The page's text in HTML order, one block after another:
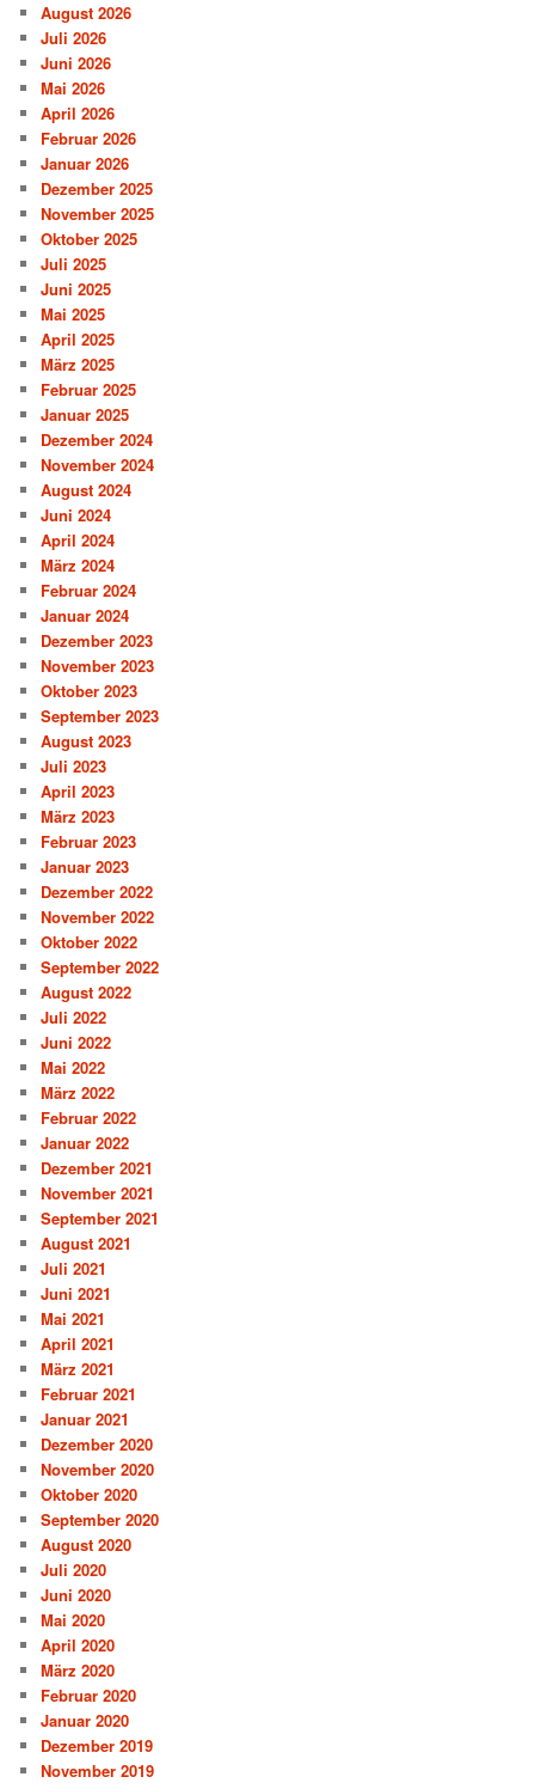
August 2026
Juli 2026
Juni 2026
Mai 2026
April 2026
Februar 2026
Januar 2026
Dezember 2025
November 2025
Oktober 2025
Juli 2025
Juni 2025
Mai 2025
April 2025
März 2025
Februar 2025
Januar 2025
Dezember 2024
November 2024
August 2024
Juni 2024
April 2024
März 2024
Februar 2024
Januar 2024
Dezember 2023
November 2023
Oktober 2023
September 2023
August 2023
Juli 2023
April 2023
März 2023
Februar 2023
Januar 2023
Dezember 2022
November 2022
Oktober 2022
September 2022
August 2022
Juli 2022
Juni 2022
Mai 2022
März 2022
Februar 2022
Januar 2022
Dezember 2021
November 2021
September 2021
August 2021
Juli 2021
Juni 2021
Mai 2021
April 2021
März 2021
Februar 2021
Januar 2021
Dezember 2020
November 2020
Oktober 2020
September 2020
August 2020
Juli 2020
Juni 2020
Mai 2020
April 2020
März 2020
Februar 2020
Januar 2020
Dezember 2019
November 2019